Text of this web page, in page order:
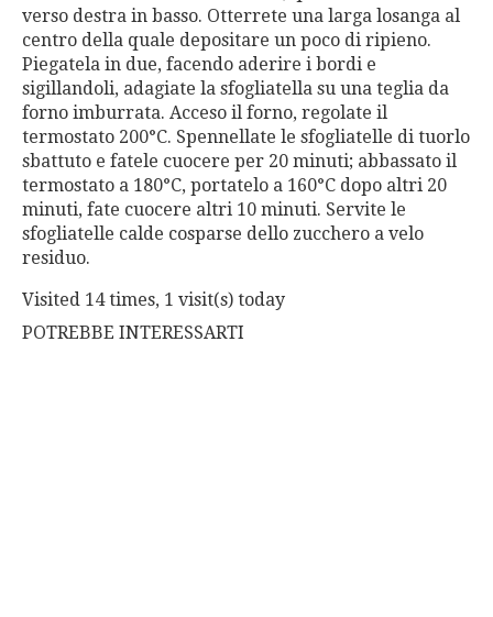
verso destra in basso. Otterrete una larga losanga al
centro della quale depositare un poco di ripieno.
Piegatela in due, facendo aderire i bordi e
sigillandoli, adagiate la sfogliatella su una teglia da
forno imburrata. Acceso il forno, regolate il
termostato 200°C. Spennellate le sfogliatelle di tuorlo
sbattuto e fatele cuocere per 20 minuti; abbassato il
termostato a 180°C, portatelo a 160°C dopo altri 20
minuti, fate cuocere altri 10 minuti. Servite le
sfogliatelle calde cosparse dello zucchero a velo
residuo.
Visited 14 times, 1 visit(s) today
POTREBBE INTERESSARTI